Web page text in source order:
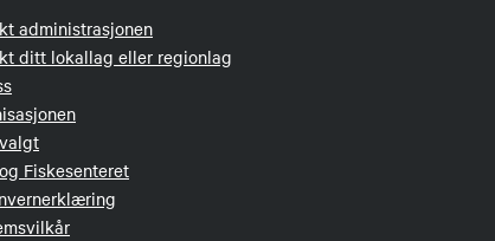
administrasjonen
ditt lokallag eller regionlag
Fiskesenteret